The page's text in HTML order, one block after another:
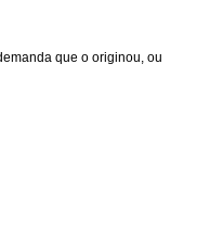
que o originou, ou